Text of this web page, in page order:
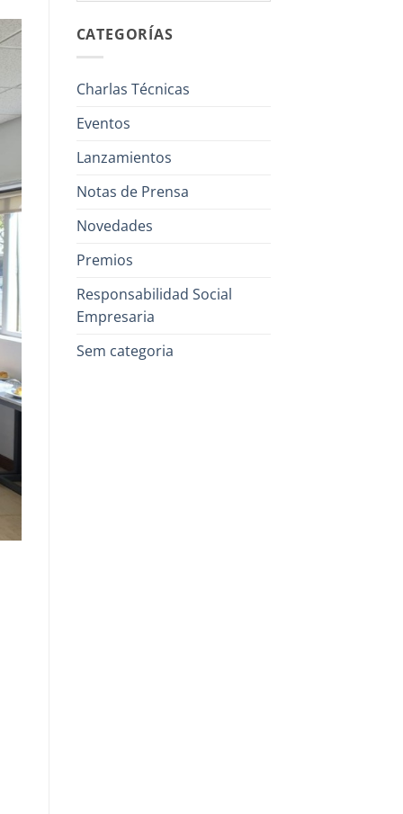
CATEGORÍAS
Charlas Técnicas
Eventos
Lanzamientos
Notas de Prensa
Novedades
Premios
Responsabilidad Social
Empresaria
Sem categoria